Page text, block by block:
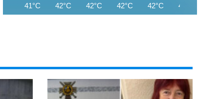
41°C 42°C 42°C 42°C 42°C 41°C